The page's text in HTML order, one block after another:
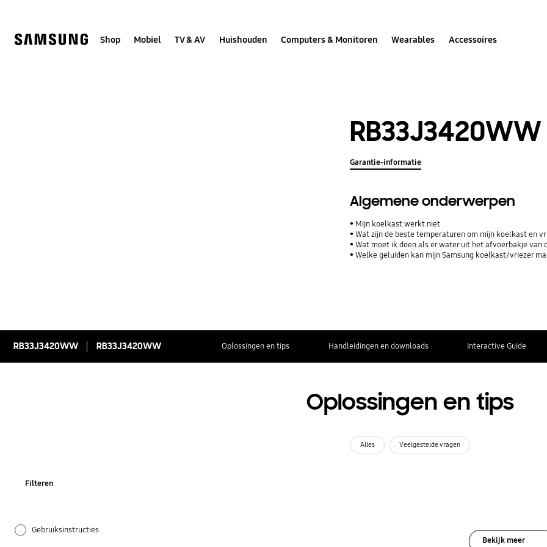
Shop Mobiel TV & AV Huishouden Computers & Monitoren Wearables Accessoires
RB33J3420WW
Garantie-informatie
Algemene onderwerpen
Mijn koelkast werkt niet
Wat zijn de beste temperaturen om mijn koelkast en
Wat moet ik doen als er water uit het afvoerbakje van
Welke geluiden kan mijn Samsung koelkast/vriezer
RB33J3420WW RB33J3420WW Oplossingen en tips Handleidingen en downloads Interactive Guide
Oplossingen en tips
Alles Veelgestelde vragen
Filteren
Gebruiksinstructies
Bekijk meer